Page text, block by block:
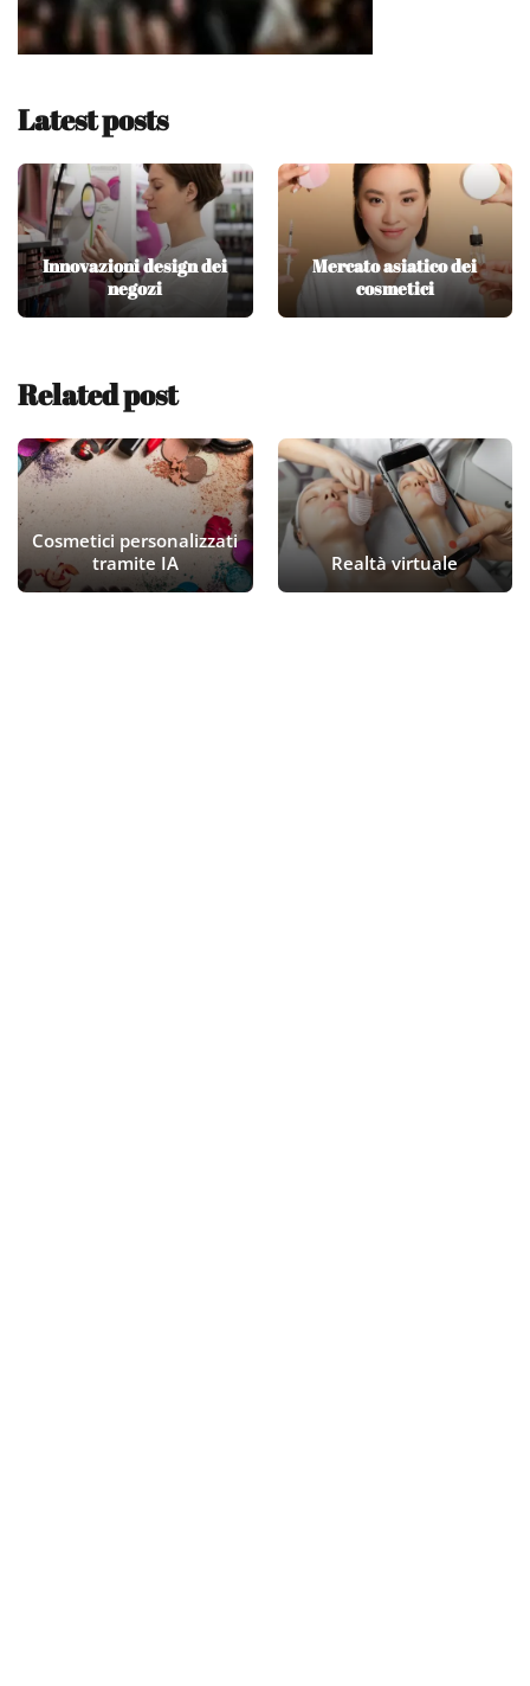
Latest posts
Innovazioni design dei
negozi
Mercato asiatico dei
cosmetici
Related post
Cosmetici personalizzati
tramite IA
Realtà virtuale